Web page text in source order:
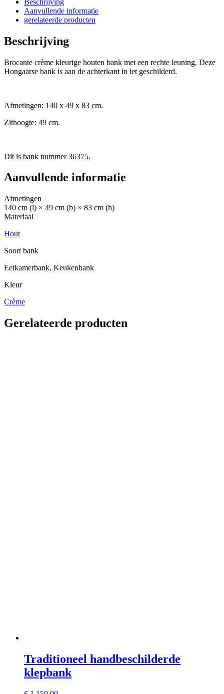
Aanvullende informatie
gerelateerde producten
Beschrijving
Brocante crème kleurige houten bank met een rechte leuning. Deze
Hongaarse bank is aan de achterkant in iet geschilderd.
Afmetingen: 140 x 49 x 83 cm.
Zithoogte: 49 cm.
Dit is bank nummer 36375.
Aanvullende informatie
Afmetingen
140 cm (l) × 49 cm (b) × 83 cm (h)
Materiaal
Hout
Soort bank
Eetkamerbank, Keukenbank
Kleur
Crème
Gerelateerde producten
Traditioneel handbeschilderde
klepbank